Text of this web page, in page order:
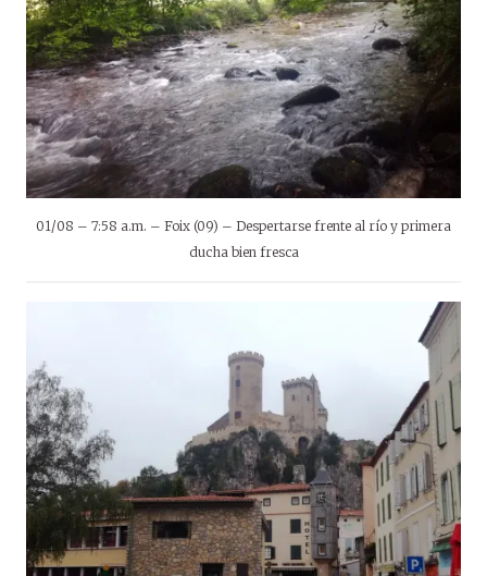
01/08 – 7:58 a.m. – Foix (09) – Despertarse frente al río y primera
ducha bien fresca